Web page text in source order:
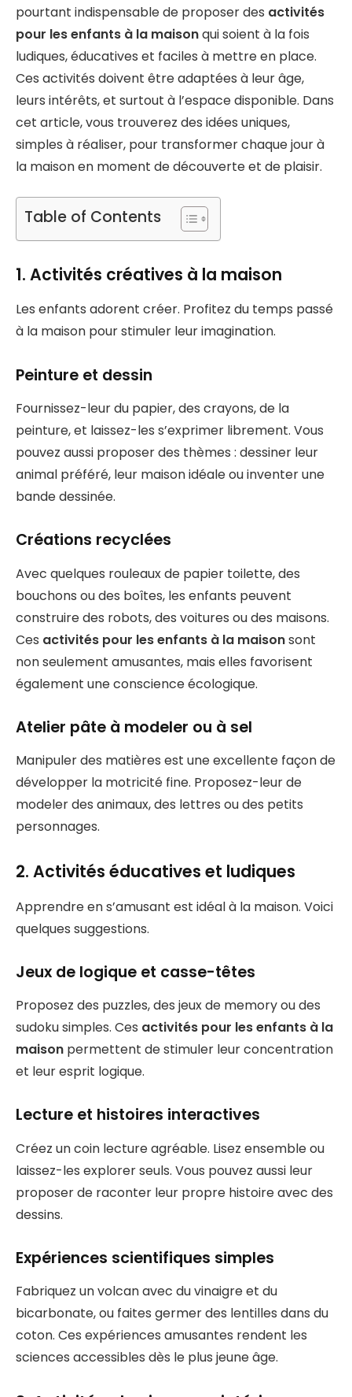
pourtant indispensable de proposer des activités
pour les enfants à la maisonqui soient à la fois
ludiques, éducatives et faciles à mettre en place.
Ces activités doivent être adaptées à leur âge,
leurs intérêts, et surtout à l’espace disponible. Dans
cet article, vous trouverez des idées uniques,
simples à réaliser, pour transformer chaque jour à
la maison en moment de découverte et de plaisir.
Table of Contents
1. Activités créatives à la maison
Les enfants adorent créer. Profitez du temps passé
à la maison pour stimuler leur imagination.
Peinture et dessin
Fournissez-leur du papier, des crayons, de la
peinture, et laissez-les s’exprimer librement. Vous
pouvez aussi proposer des thèmes : dessiner leur
animal préféré, leur maison idéale ou inventer une
bande dessinée.
Créations recyclées
Avec quelques rouleaux de papier toilette, des
bouchons ou des boîtes, les enfants peuvent
construire des robots, des voitures ou des maisons.
Ces activités pour les enfants à la maisonsont
non seulement amusantes, mais elles favorisent
également une conscience écologique.
Atelier pâte à modeler ou à sel
Manipuler des matières est une excellente façon de
développer la motricité fine. Proposez-leur de
modeler des animaux, des lettres ou des petits
personnages.
2. Activités éducatives et ludiques
Apprendre en s’amusant est idéal à la maison. Voici
quelques suggestions.
Jeux de logique et casse-têtes
Proposez des puzzles, des jeux de memory ou des
sudoku simples. Ces activités pour les enfants à la
maison permettent de stimuler leur concentration
et leur esprit logique.
Lecture et histoires interactives
Créez un coin lecture agréable. Lisez ensemble ou
laissez-les explorer seuls. Vous pouvez aussi leur
proposer de raconter leur propre histoire avec des
dessins.
Expériences scientifiques simples
Fabriquez un volcan avec du vinaigre et du
bicarbonate, ou faites germer des lentilles dans du
coton. Ces expériences amusantes rendent les
sciences accessibles dès le plus jeune âge.